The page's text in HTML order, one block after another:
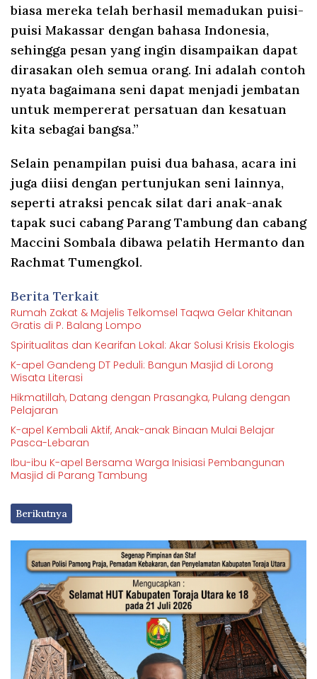
biasa mereka telah berhasil memadukan puisi-
puisi Makassar dengan bahasa Indonesia,
sehingga pesan yang ingin disampaikan dapat
dirasakan oleh semua orang. Ini adalah contoh
nyata bagaimana seni dapat menjadi jembatan
untuk mempererat persatuan dan kesatuan
kita sebagai bangsa.”
Selain penampilan puisi dua bahasa, acara ini
juga diisi dengan pertunjukan seni lainnya,
seperti atraksi pencak silat dari anak-anak
tapak suci cabang Parang Tambung dan cabang
Maccini Sombala dibawa pelatih Hermanto dan
Rachmat Tumengkol.
Berita Terkait
Rumah Zakat & Majelis Telkomsel Taqwa Gelar Khitanan
Gratis di P. Balang Lompo
Spiritualitas dan Kearifan Lokal: Akar Solusi Krisis Ekologis
K-apel Gandeng DT Peduli: Bangun Masjid di Lorong
Wisata Literasi
Hikmatillah, Datang dengan Prasangka, Pulang dengan
Pelajaran
K-apel Kembali Aktif, Anak-anak Binaan Mulai Belajar
Pasca-Lebaran
Ibu-ibu K-apel Bersama Warga Inisiasi Pembangunan
Masjid di Parang Tambung
Berikutnya